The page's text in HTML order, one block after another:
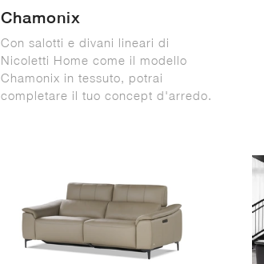
Chamonix
Con salotti e divani lineari di
Nicoletti Home come il modello
Chamonix in tessuto, potrai
completare il tuo concept d'arredo.